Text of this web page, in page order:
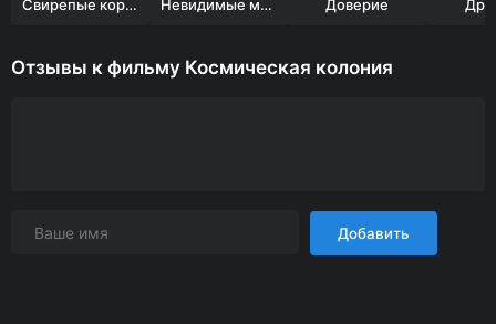
Свирепые королевы Невидимые мальчики Доверие
Отзывы к фильму Космическая колония
Добавить